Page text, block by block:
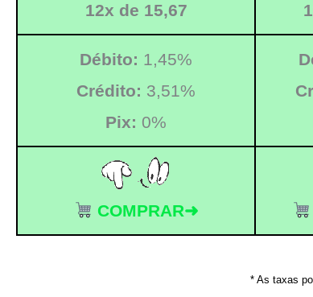
12x de 15,67
Débito: 1,45%
Crédito: 3,51%
Pix: 0%
COMPRAR➜
* As taxas